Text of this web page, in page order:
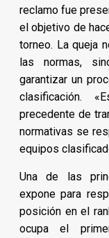
reclamo fue
el objetivo de
torneo. La queja
las normas,
garantizar un
clasificación.
precedente de
normativas se
equipos
Una de las
expone para
posición en el
ocupa el